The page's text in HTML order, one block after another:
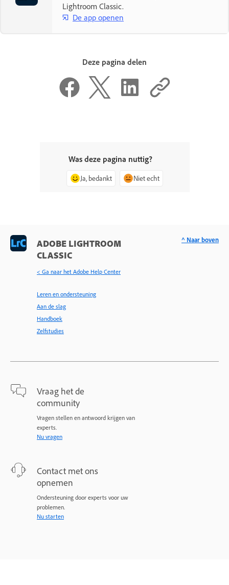
Lightroom Classic.
De app openen
Deze pagina delen
Was deze pagina nuttig?
Ja, bedankt Niet echt
ADOBE LIGHTROOM
CLASSIC
< Ga naar het Adobe Help Center
Leren en ondersteuning
Aan de slag
Handboek
Zelfstudies
Vraag het de
community
Vragen stellen en antwoord krijgen van
experts.
Nu vragen
Contact met ons
opnemen
Ondersteuning door experts voor uw
problemen.
Nu starten
^ Naar boven